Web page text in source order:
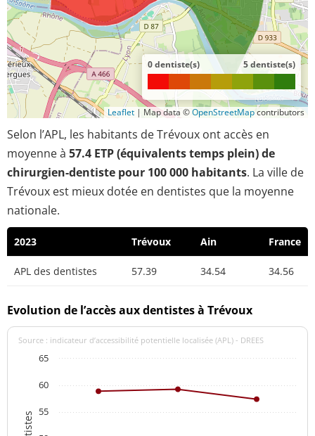
0 dentiste(s) 5 dentiste(s)
Leaflet | Map data ©OpenStreetMapcontributors
Selon l’APL, les habitants de Trévoux ont accès en
moyenne à 57.4 ETP (équivalents temps plein) de
chirurgien-dentiste pour 100 000 habitants. La ville de
Trévoux est mieux dotée en dentistes que la moyenne
nationale.
2023 Trévoux Ain France
APL des dentistes 57.39 34.54 34.56
Evolution de l’accès aux dentistes à Trévoux
Source : indicateur d’accessibilité potentielle localisée (APL) - DREES
55
60
65